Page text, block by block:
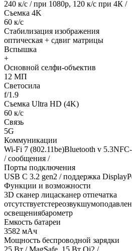
240 к/с / при 1080р, 120 к/с при 4К /
Съемка 4K
60 к/с
Стабилизация изображения
оптическая + сдвиг матрицы
Вспышка
+
Основной селфи-объектив
12 МП
Светосила
f/1.9
Съемка Ultra HD (4K)
60 к/с
Связь
5G
Коммуникации
Wi-Fi 7 (802.11be)Bluetooth v
/ сообщения /
Порты подключения
USB C 3.2 gen2 / поддержка
Функции и возможности
3D сканер лицасканер отпечатка
освещениябарометр
Емкость батареи
3582 мАч
Мощность беспроводной зарядки
25 Вт / MagSafe, 15 Вт Qi2 /